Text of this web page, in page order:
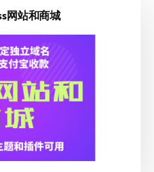
网站和商城